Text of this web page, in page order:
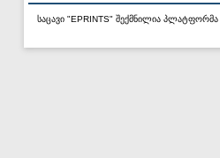
საცავი "EPRINTS" შექმნილია პლატფორმა